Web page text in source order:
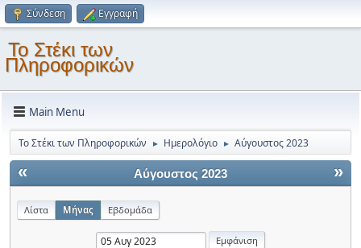
Σύνδεση Εγγραφή
Το Στέκι των
Πληροφορικών
Main Menu
Το Στέκι των Πληροφορικών ► Ημερολόγιο ► Αύγουστος 2023
« »
Αύγουστος 2023
Λίστα Μήνας Εβδομάδα